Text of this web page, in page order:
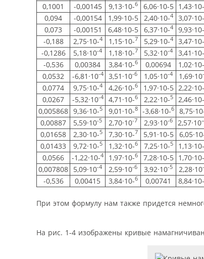
0,1001
-0,00145 9,13·10-6 6,06·10-5 1,43·10-
0,094
-0,00154 1,99·10-5 2,40·10-4 3,07·10-
0,073
-0,00151 6,48·10-5 6,37·10-4 9,93·10-
-0,188
2,75·10-4 1,15·10-7 5,29·10-4 3,47·10-
-0,1286 5,18·10-4 1,18·10-7 5,32·10-4 3,41·10-
-0,536
0,00384 3,84·10-6 0,00694 1,02·10-
0,0532
-6,81·10-4 3,51·10-6 1,05·10-4 1,69·10
0,0774
9,75·10-4 4,26·10-6 1,97·10-5 2,22·10-
0,0267
-5,32·10-4 4,71·10-6 2,22·10-5 2,46·10-
0,005868 9,36·10-5 9,01·10-8 -3,68·10-6
0,00887 5,59·10-5 2,70·10-7 2,93·10-6 2,57·10
0,01658
2,30·10-5 7,30·10-7 5,91·10-5
0,01433
9,72·10-5 1,32·10-6 7,25·10-5 1,13·10-
0,0566
-1,22·10-4 1,97·10-6 7,28·10-5 1,70·10-
0,007808 5,09·10-4 2,59·10-6 3,92·10-5 2,28·10
-0,536
0,00415 3,84·10-6 0,00741 8,84·10-
При этом формулу нам также придется
На рис. 1-4 изображены кривые